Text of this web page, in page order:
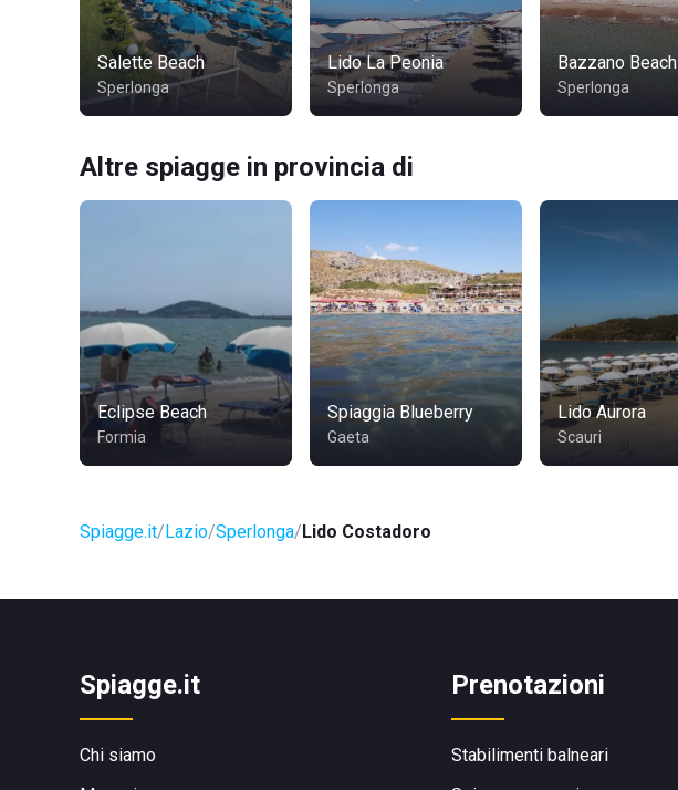
Salette Beach
Sperlonga
Lido La Peonia
Sperlonga
Bazzano Beach
Sperlonga
Altre spiagge in provincia di
Eclipse Beach
Formia
Spiaggia Blueberry
Gaeta
Lido Aurora
Scauri
Spiagge.it Lazio Sperlonga Lido Costadoro
Spiagge.it
Chi siamo
Prenotazioni
Stabilimenti balneari